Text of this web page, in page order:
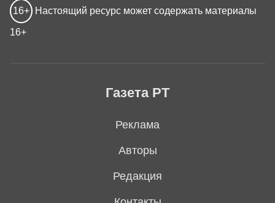
Газета РТ
Реклама
Авторы
Редакция
16+ Настоящий ресурс может содержать материалы
16+